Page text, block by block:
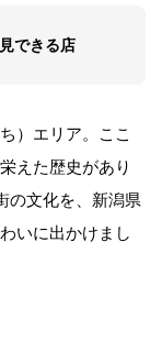
できる店
）エリア。ここ
えた歴史があり
の文化を、新潟県
いに出かけまし